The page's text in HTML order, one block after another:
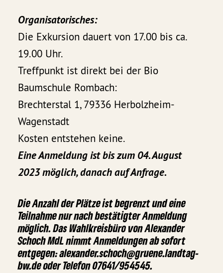
Organisatorisches:
Die Exkursion dauert von 17.00 bis ca.
19.00 Uhr.
Treffpunkt ist direkt bei der Bio
Baumschule Rombach:
Brechterstal 1, 79336 Herbolzheim-
Wagenstadt
Kosten entstehen keine.
Eine Anmeldung ist bis zum 04. August
2023 möglich, danach auf Anfrage.
Die Anzahl der Plätze ist begrenzt und eine
Teilnahme nur nach bestätigter Anmeldung
möglich. Das Wahlkreisbüro von Alexander
Schoch MdL nimmt Anmeldungen ab sofort
entgegen:alexander.schoch@gruene.landtag-
bw.deoder Telefon 07641/954545.